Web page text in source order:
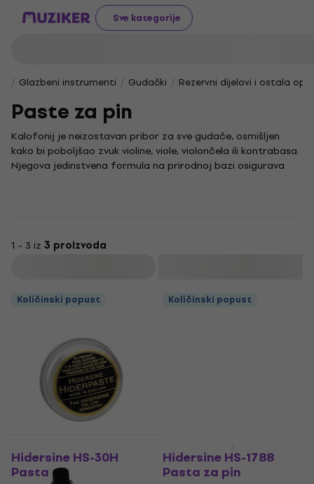
Sve kategorije
Glazbeni instrumenti Gudački Rezervni dijelovi i ostala
Paste za pin
Kalofonij je neizostavan pribor za sve gudače, osmišljen
kako bi poboljšao zvuk violine, viole, violončela ili kontrabasa.
Njegova jedinstvena formula na prirodnoj bazi osigurava
Posvetite pažnju ovom važnom detalju i uživajte u punom
1 - 3 iz 3 proizvoda
Količinski popust
Hidersine HS-30H
Pasta za pin
Količinski popust
Hidersine HS-1788
Pasta za pin